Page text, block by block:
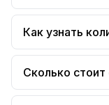
Как узнать
Сколько